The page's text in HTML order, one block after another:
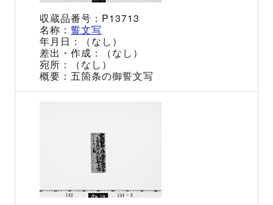
P13713
誓文写
（なし）
（なし）
（なし）
五箇条の御誓文写